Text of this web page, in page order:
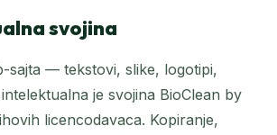
svojina
sajta — tekstovi, slike, logotipi,
je svojina BioClean by
licencodavaca. Kopiranje,